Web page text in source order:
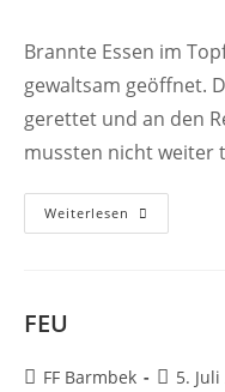
Brannte Essen im
gewaltsam geöffnet.
gerettet und an den
mussten nicht weiter
Weiterlesen
FEU
Beitrags-
FF Barmbek
Beitrag
5.